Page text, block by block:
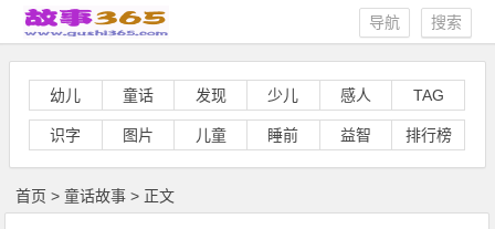
搜索
导航
幼儿 童话 发现 少儿 感人 TAG
识字 图片 儿童 睡前 益智 排行榜
首页 >童话故事 > 正文